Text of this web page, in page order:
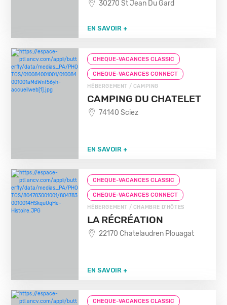
30270 St Jean Du Gard
EN SAVOIR +
CHEQUE-VACANCES CLASSIC
CHEQUE-VACANCES CONNECT
HÉBERGEMENT / CAMPING
CAMPING DU CHATELET
74140 Sciez
EN SAVOIR +
CHEQUE-VACANCES CLASSIC
CHEQUE-VACANCES CONNECT
HÉBERGEMENT / CHAMBRE D'HÔTES
LA RÉCRÉATION
22170 Chatelaudren Plouagat
EN SAVOIR +
CHEQUE-VACANCES CLASSIC